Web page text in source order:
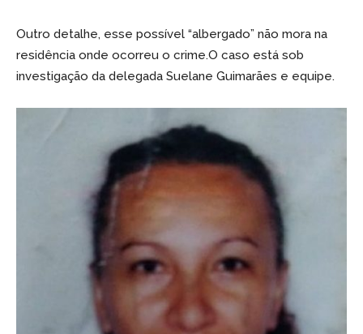
Outro detalhe, esse possível “albergado” não mora na
residência onde ocorreu o crime.O caso está sob
investigação da delegada Suelane Guimarães e equipe.